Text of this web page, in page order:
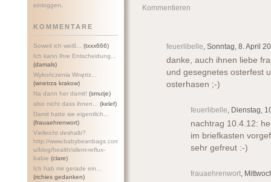
einloggen
KOMMENTARE
Soweit ich weiß...
(txxx666)
Ich kann Ihre Entscheidung...
(damals)
Wykończenia Wnętrz...
(wnetrza krakow)
Na dann her damit! (smutje)
also nicht dass ihnen...
(kelef)
Damit hatte sie eigentlich...
(frauaehrenwort)
Vielleicht deshalb?
http://www.babybeanbags.com.a
u/blog/health/silent-reflux-
babie (clare)
Ich hab mir gerade ein...
(richies gedanken)
Kommentieren
feuerlibelle, Sonntag, 8. April
danke, auch ihnen liebe
und gesegnetes osterfest
osterhasen ;-)
feuerlibelle, Dienstag,
nachtrag 10.4.12:
im briefkasten
sehr gefreut :-)
frauaehrenwort,